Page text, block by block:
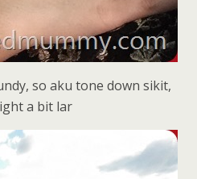
so aku tone down sikit,
a bit lar